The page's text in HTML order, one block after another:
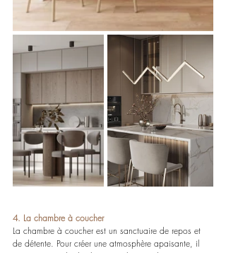
4. La chambre à coucher
La chambre à coucher est un sanctuaire de repos et
de détente. Pour créer une atmosphère apaisante, il